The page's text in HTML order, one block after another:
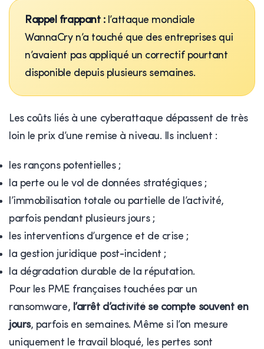
Rappel frappant :l’attaque mondiale
WannaCry n’a touché que des entreprises qui
n’avaient pas appliqué un correctif pourtant
disponible depuis plusieurs semaines.
Les coûts liés à une cyberattaque dépassent de très
loin le prix d’une remise à niveau. Ils incluent :
les rançons potentielles ;
la perte ou le vol de données stratégiques ;
l’immobilisation totale ou partielle de l’activité,
parfois pendant plusieurs jours ;
les interventions d’urgence et de crise ;
la gestion juridique post-incident ;
la dégradation durable de la réputation.
Pour les PME françaises touchées par un
ransomware, l’arrêt d’activité se compte souvent en
jours, parfois en semaines. Même si l’on mesure
uniquement le travail bloqué, les pertes sont